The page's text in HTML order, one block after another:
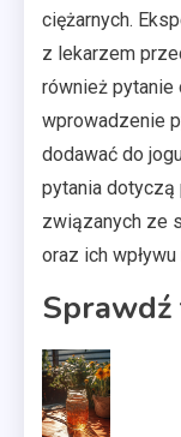
ciężarnych.
z lekarzem
również pytanie
wprowadzenie
dodawać do
pytania dotyczą
związanych ze
oraz ich wpływu
Sprawdź